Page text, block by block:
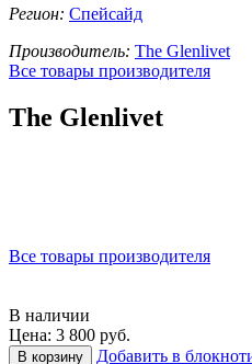
Регион: Спейсайд
Производитель: The Glenlivet
Все товары производителя
The Glenlivet
Все товары производителя
В наличии
Цена: 3 800 руб.
В корзину Добавить в